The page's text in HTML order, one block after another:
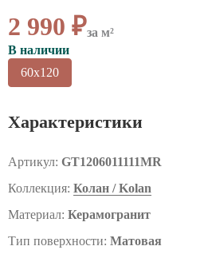
2 990 ₽за м²
В наличии
60x120
Характеристики
Артикул: GT1206011111MR
Коллекция: Колан / Kolan
Материал: Керамогранит
Тип поверхности: Матовая